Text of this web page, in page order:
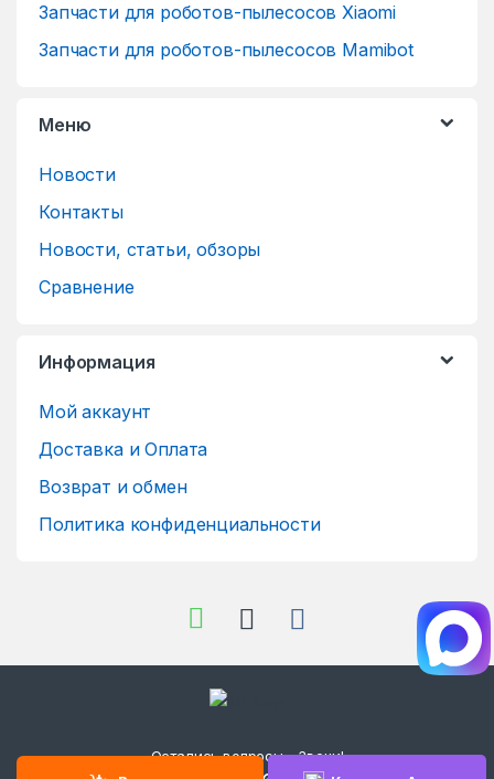
Запчасти для роботов-пылесосов Xiaomi
Запчасти для роботов-пылесосов Mamibot
Меню
Новости
Контакты
Новости, статьи, обзоры
Сравнение
Информация
Мой аккаунт
Доставка и Оплата
Возврат и обмен
Политика конфиденциальности
Остались вопросы - Звони!